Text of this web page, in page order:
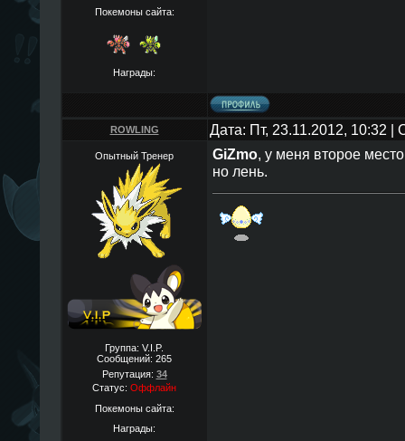
Покемоны сайта:
Награды:
ROWLING Дата: Пт, 23.11.2012, 10:32
Опытный Тренер
Группа: V.I.P.
Сообщений: 265
Репутация: 34
Статус: Оффлайн
Покемоны сайта:
Награды:
GiZmo, у меня второе
но лень.